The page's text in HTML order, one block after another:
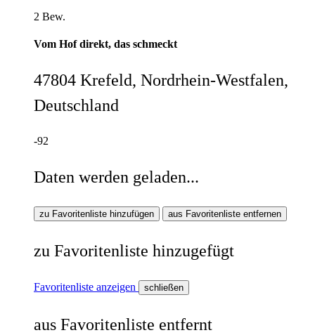
2 Bew.
Vom Hof direkt, das schmeckt
47804 Krefeld, Nordrhein-Westfalen,
Deutschland
-92
Daten werden geladen...
zu Favoritenliste hinzufügen aus Favoritenliste entfernen
zu Favoritenliste hinzugefügt
Favoritenliste anzeigen schließen
aus Favoritenliste entfernt